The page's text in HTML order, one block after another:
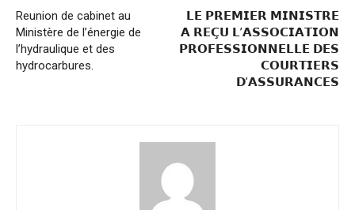
Reunion de cabinet au
Ministère de l’énergie de
l’hydraulique et des
hydrocarbures.
𝗟𝗘 𝗣𝗥𝗘𝗠𝗜𝗘𝗥 𝗠𝗜𝗡𝗜𝗦𝗧𝗥𝗘
𝗔 𝗥𝗘𝗖̧𝗨 𝗟’𝗔𝗦𝗦𝗢𝗖𝗜𝗔𝗧𝗜𝗢𝗡
𝗣𝗥𝗢𝗙𝗘𝗦𝗦𝗜𝗢𝗡𝗡𝗘𝗟𝗟𝗘 𝗗𝗘𝗦
𝗖𝗢𝗨𝗥𝗧𝗜𝗘𝗥𝗦
𝗗’𝗔𝗦𝗦𝗨𝗥𝗔𝗡𝗖𝗘𝗦